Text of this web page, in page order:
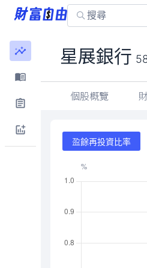
星展銀行
個股概覽
盈餘再投資比率